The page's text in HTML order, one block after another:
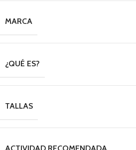
MARCA
¿QUÉ ES?
TALLAS